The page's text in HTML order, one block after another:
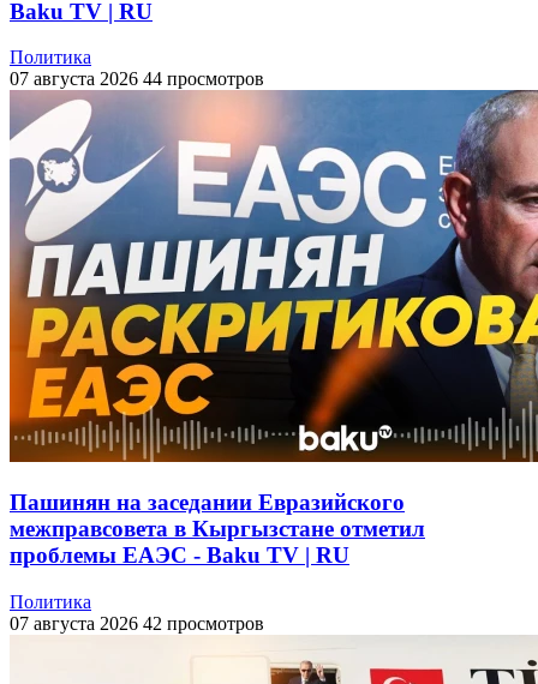
Baku TV | RU
Политика
07 августа 2026 44 просмотров
Пашинян на заседании Евразийского
межправсовета в Кыргызстане отметил
проблемы ЕАЭС - Baku TV | RU
Политика
07 августа 2026 42 просмотров